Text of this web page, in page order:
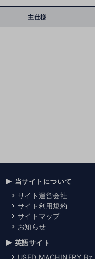
主仕様
当サイトについて
サイト運営会社
サイト利用規約
サイトマップ
お知らせ
英語サイト
USED MACHINERY.Bz